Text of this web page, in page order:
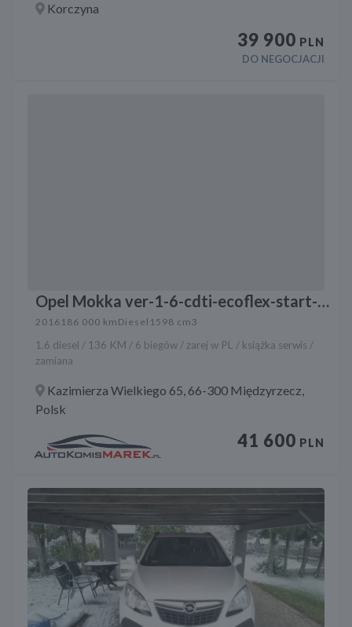
Korczyna
39 900 PLN
DO NEGOCJACJI
Opel Mokka ver-1-6-cdti-ecoflex-start-
stop-color-edition
2016 186 000 km Diesel 1598 cm3
1.6 diesel / 136 KM / 6 biegów / zarej w PL / książka serwis /
zamiana
Kazimierza Wielkiego 65, 66-300 Międzyrzecz,
Polsk
41 600 PLN